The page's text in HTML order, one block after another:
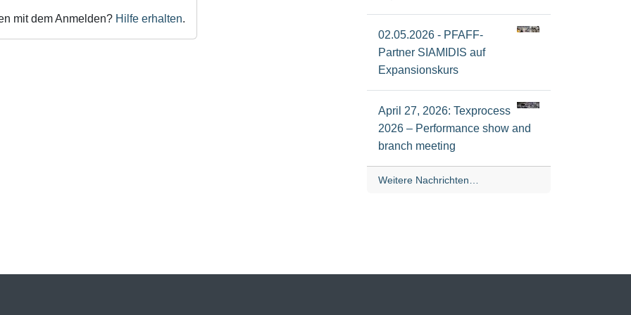
mit dem Anmelden? Hilfe erhalten.
02.05.2026 - PFAFF-
Partner SIAMIDIS auf
Expansionskurs
April 27, 2026: Texprocess
2026 – Performance show and
branch meeting
Weitere Nachrichten…